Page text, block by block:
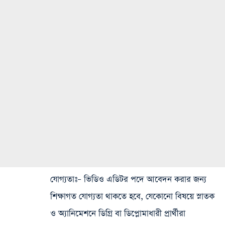
যোগ্যতাঃ– ভিডিও এডিটর পদে আবেদন করার জন্য
শিক্ষাগত যোগ্যতা থাকতে হবে, যেকোনো বিষয়ে স্নাতক
ও অ্যানিমেশনে ডিগ্রি বা ডিপ্লোমাধারী প্রার্থীরা